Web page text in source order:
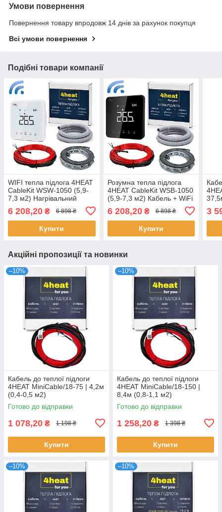
Умови повернення
Повернення товару впродовж 14 днів за рахунок покупця
Всі умови повернення
Подібні товари компанії
WIFI тепла підлога 4HEAT
CableKit WSW-1050 (5,9-
7,3 м2) Нагрівальний
кабель + Smart регулятор
6 208,20 ₴ 6 898 ₴
Купити
Розумна тепла підлога
4HEAT CableKit WSB-1050
(5,9-7,3 м2) Кабель + WiFi
регулятор + Монт. стрічка
+ Гофра
6 208,20₴ 6 898 ₴
Купити
3
Акційні пропозиції та новинки
–10%
Кабель до теплої підлоги
4HEAT MiniCable/18-75 | 4,2м
(0,4-0,5 м2)
Готово до відправки
1 078,20 ₴ 1 198 ₴
Купити
–10%
Кабель до теплої підлоги
4HEAT MiniCable/18-150 |
8,4м (0,8-1,1 м2)
Готово до відправки
1 258,20 ₴ 1 398 ₴
Купити
–10% –10%